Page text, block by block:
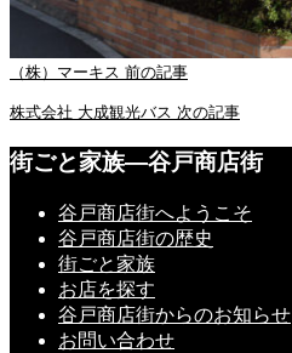
（株）マーキス 前の記事
株式会社 大成観光バス 次の記事
街ごと家族―谷戸商店街
谷戸商店街へようこそ
谷戸商店街の歴史
街ごと家族
お店を探す
谷戸商店街からのお知らせ
お問い合わせ